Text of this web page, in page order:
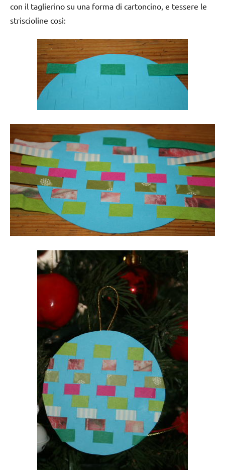
con il taglierino su una forma di cartoncino, e tessere le
striscioline così: